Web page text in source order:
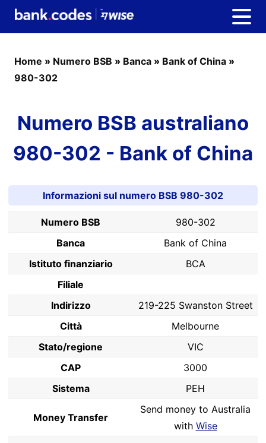
Home » Numero BSB » Banca » Bank of China »
980-302
Numero BSB australiano
980-302 - Bank of China
Informazioni sul numero BSB 980-302
Numero BSB
980-302
Banca
Bank of China
Istituto finanziario
BCA
Filiale
Indirizzo
219-225 Swanston Street
Città
Melbourne
Stato/regione
VIC
CAP
3000
Sistema
PEH
Money Transfer
Send money to Australia
with Wise